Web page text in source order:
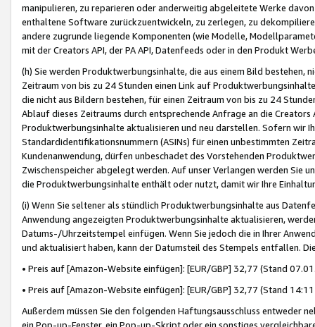
manipulieren, zu reparieren oder anderweitig abgeleitete Werke
enthaltene Software zurückzuentwickeln, zu zerlegen, zu
andere zugrunde liegende Komponenten (wie Modelle,
mit der Creators API, der PA API, Datenfeeds oder in den Produkt
(h) Sie werden Produktwerbungsinhalte, die aus einem Bild bestehen,
Zeitraum von bis zu 24 Stunden einen Link auf
die nicht aus Bildern bestehen, für einen Zeitraum von bis zu 24
Ablauf dieses Zeitraums durch entsprechende Anfrage an die
Produktwerbungsinhalte aktualisieren und neu darstellen. Sofern wir
Standardidentifikationsnummern (ASINs) für einen unbestimmten
Kundenanwendung, dürfen unbeschadet des Vorstehenden
Zwischenspeicher abgelegt werden. Auf unser Verlangen werden Sie
die Produktwerbungsinhalte enthält oder nutzt, damit wir Ihre
(i) Wenn Sie seltener als stündlich Produktwerbungsinhalte aus
Anwendung angezeigten Produktwerbungsinhalte aktualisieren,
Datums-/Uhrzeitstempel einfügen. Wenn Sie jedoch die in Ihrer
und aktualisiert haben, kann der Datumsteil des Stempels entfallen.
• Preis auf [Amazon-Website einfügen]: [EUR/GBP] 32,77 (Stand
• Preis auf [Amazon-Website einfügen]: [EUR/GBP] 32,77 (Stand
Außerdem müssen Sie den folgenden Haftungsausschluss entweder
ein Pop-up-Fenster, ein Pop-up-Skript oder ein sonstiges